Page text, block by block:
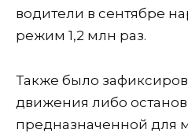
водители в сентябре
режим 1,2 млн раз.
Также было
движения либо
предназначенной для